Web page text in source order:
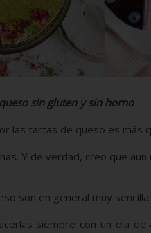
sin gluten y sin horno
las tartas de queso es más
Y de verdad, creo que
son en general muy
siempre con un día